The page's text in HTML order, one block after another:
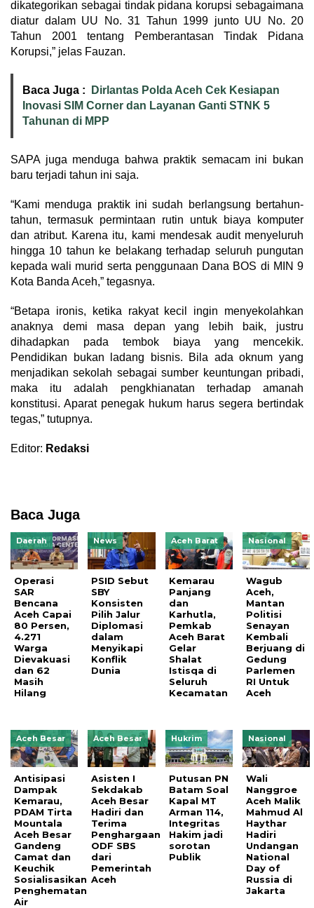
dikategorikan sebagai tindak pidana korupsi sebagaimana
diatur dalam UU No. 31 Tahun 1999 junto UU No. 20
Tahun 2001 tentang Pemberantasan Tindak Pidana
Korupsi,” jelas Fauzan.
Baca Juga :
Dirlantas Polda Aceh Cek Kesiapan
Inovasi SIM Corner dan Layanan Ganti STNK 5
Tahunan di MPP
SAPA juga menduga bahwa praktik semacam ini bukan
baru terjadi tahun ini saja.
“Kami menduga praktik ini sudah berlangsung bertahun-
tahun, termasuk permintaan rutin untuk biaya komputer
dan atribut. Karena itu, kami mendesak audit menyeluruh
hingga 10 tahun ke belakang terhadap seluruh pungutan
kepada wali murid serta penggunaan Dana BOS di MIN 9
Kota Banda Aceh,” tegasnya.
“Betapa ironis, ketika rakyat kecil ingin menyekolahkan
anaknya demi masa depan yang lebih baik, justru
dihadapkan pada tembok biaya yang mencekik.
Pendidikan bukan ladang bisnis. Bila ada oknum yang
menjadikan sekolah sebagai sumber keuntungan pribadi,
maka itu adalah pengkhianatan terhadap amanah
konstitusi. Aparat penegak hukum harus segera bertindak
tegas,” tutupnya.
Editor: Redaksi
Baca Juga
Daerah
Operasi
SAR
Bencana
Aceh Capai
80 Persen,
4.271
Warga
Dievakuasi
dan 62
Masih
Hilang
News
PSID Sebut
SBY
Konsisten
Pilih Jalur
Diplomasi
dalam
Menyikapi
Konflik
Dunia
Aceh Barat
Kemarau
Panjang
dan
Karhutla,
Pemkab
Aceh Barat
Gelar
Shalat
Istisqa di
Seluruh
Kecamatan
Nasional
Wagub
Aceh,
Mantan
Politisi
Senayan
Kembali
Berjuang di
Gedung
Parlemen
RI Untuk
Aceh
Aceh Besar
Antisipasi
Dampak
Kemarau,
PDAM Tirta
Mountala
Aceh Besar
Gandeng
Camat dan
Keuchik
Sosialisasikan
Penghematan
Air
Aceh Besar
Asisten I
Sekdakab
Aceh Besar
Hadiri dan
Terima
Penghargaan
ODF SBS
dari
Pemerintah
Aceh
Hukrim
Putusan PN
Batam Soal
Kapal MT
Arman 114,
Integritas
Hakim jadi
sorotan
Publik
Nasional
Wali
Nanggroe
Aceh Malik
Mahmud Al
Haythar
Hadiri
Undangan
National
Day of
Russia di
Jakarta